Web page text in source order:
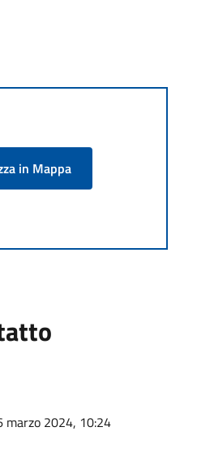
in Mappa
marzo 2024, 10:24